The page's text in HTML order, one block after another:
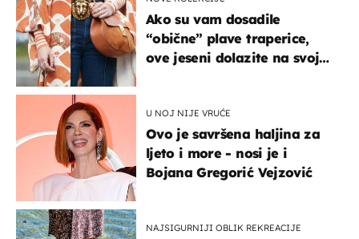
Ako su vam dosadile
“obične” plave traperice,
ove jeseni dolazite na svoje
U NOJ NIJE VRUĆE
Ovo je savršena haljina za
ljeto i more - nosi je i
Bojana Gregorić Vejzović
NAJSIGURNIJI OBLIK REKREACIJE